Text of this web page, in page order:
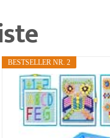
BESTSELLER NR. 2